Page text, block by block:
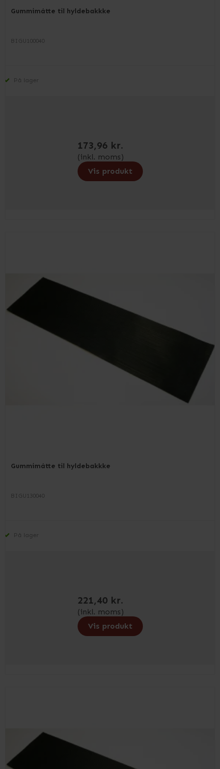
Gummimåtte til hyldebakkke
BIGU100040
På lager
173,96 kr.
(inkl. moms)
Vis produkt
Gummimåtte til hyldebakkke
BIGU130040
På lager
221,40 kr.
(inkl. moms)
Vis produkt